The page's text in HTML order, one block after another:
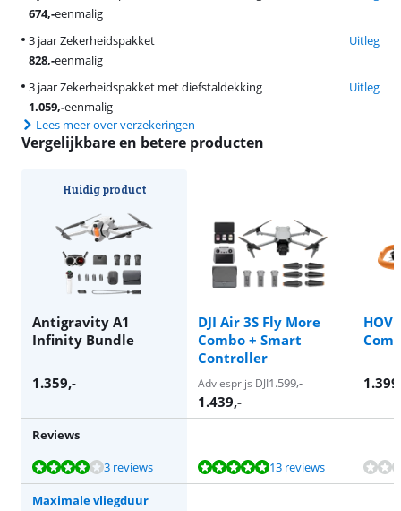
674,-eenmalig
3 jaar Zekerheidspakket
Uitleg
828,-eenmalig
3 jaar Zekerheidspakket met diefstaldekking
Uitleg
1.059,-eenmalig
Lees meer over verzekeringen
Vergelijkbare en betere producten
Huidig product
Antigravity A1
Infinity Bundle
DJI Air 3S Fly More
Combo + Smart
Controller
1.359,- Adviesprijs DJI1.599,-
1.439,-
1.399
Reviews
Beoordeling is 8,0 van de 10, gebaseerd op 3 reviews.
3 reviews
Beoordeling is 9,5 van de 10, gebaseerd op 13 reviews.13 reviews
Beoordeling is 10 van de 10, gebaseerd op 4 reviews.
Beoordeling is 8,0 van de 10, gebaseerd op 3 reviews.
Maximale vliegduur